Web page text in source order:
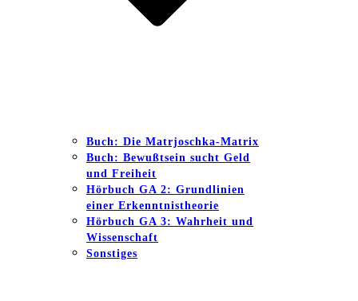
Buch: Die Matrjoschka-Matrix
Buch: Bewußtsein sucht Geld
und Freiheit
Hörbuch GA 2: Grundlinien
einer Erkenntnistheorie
Hörbuch GA 3: Wahrheit und
Wissenschaft
Sonstiges